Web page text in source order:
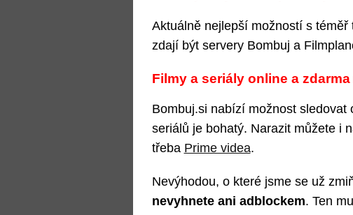
Aktuálně nejlepší možností s
zdají být servery Bombuj a
Filmy a seriály online a
Bombuj.si nabízí možnost
seriálů je bohatý. Narazit můžete i
třeba Prime videa.
Nevýhodou, o které jsme se už
nevyhnete ani adblockem. Ten